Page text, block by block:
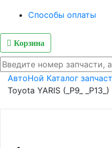
Способы оплаты
Корзина
АвтоНой Каталог
Toyota YARIS (_P9_